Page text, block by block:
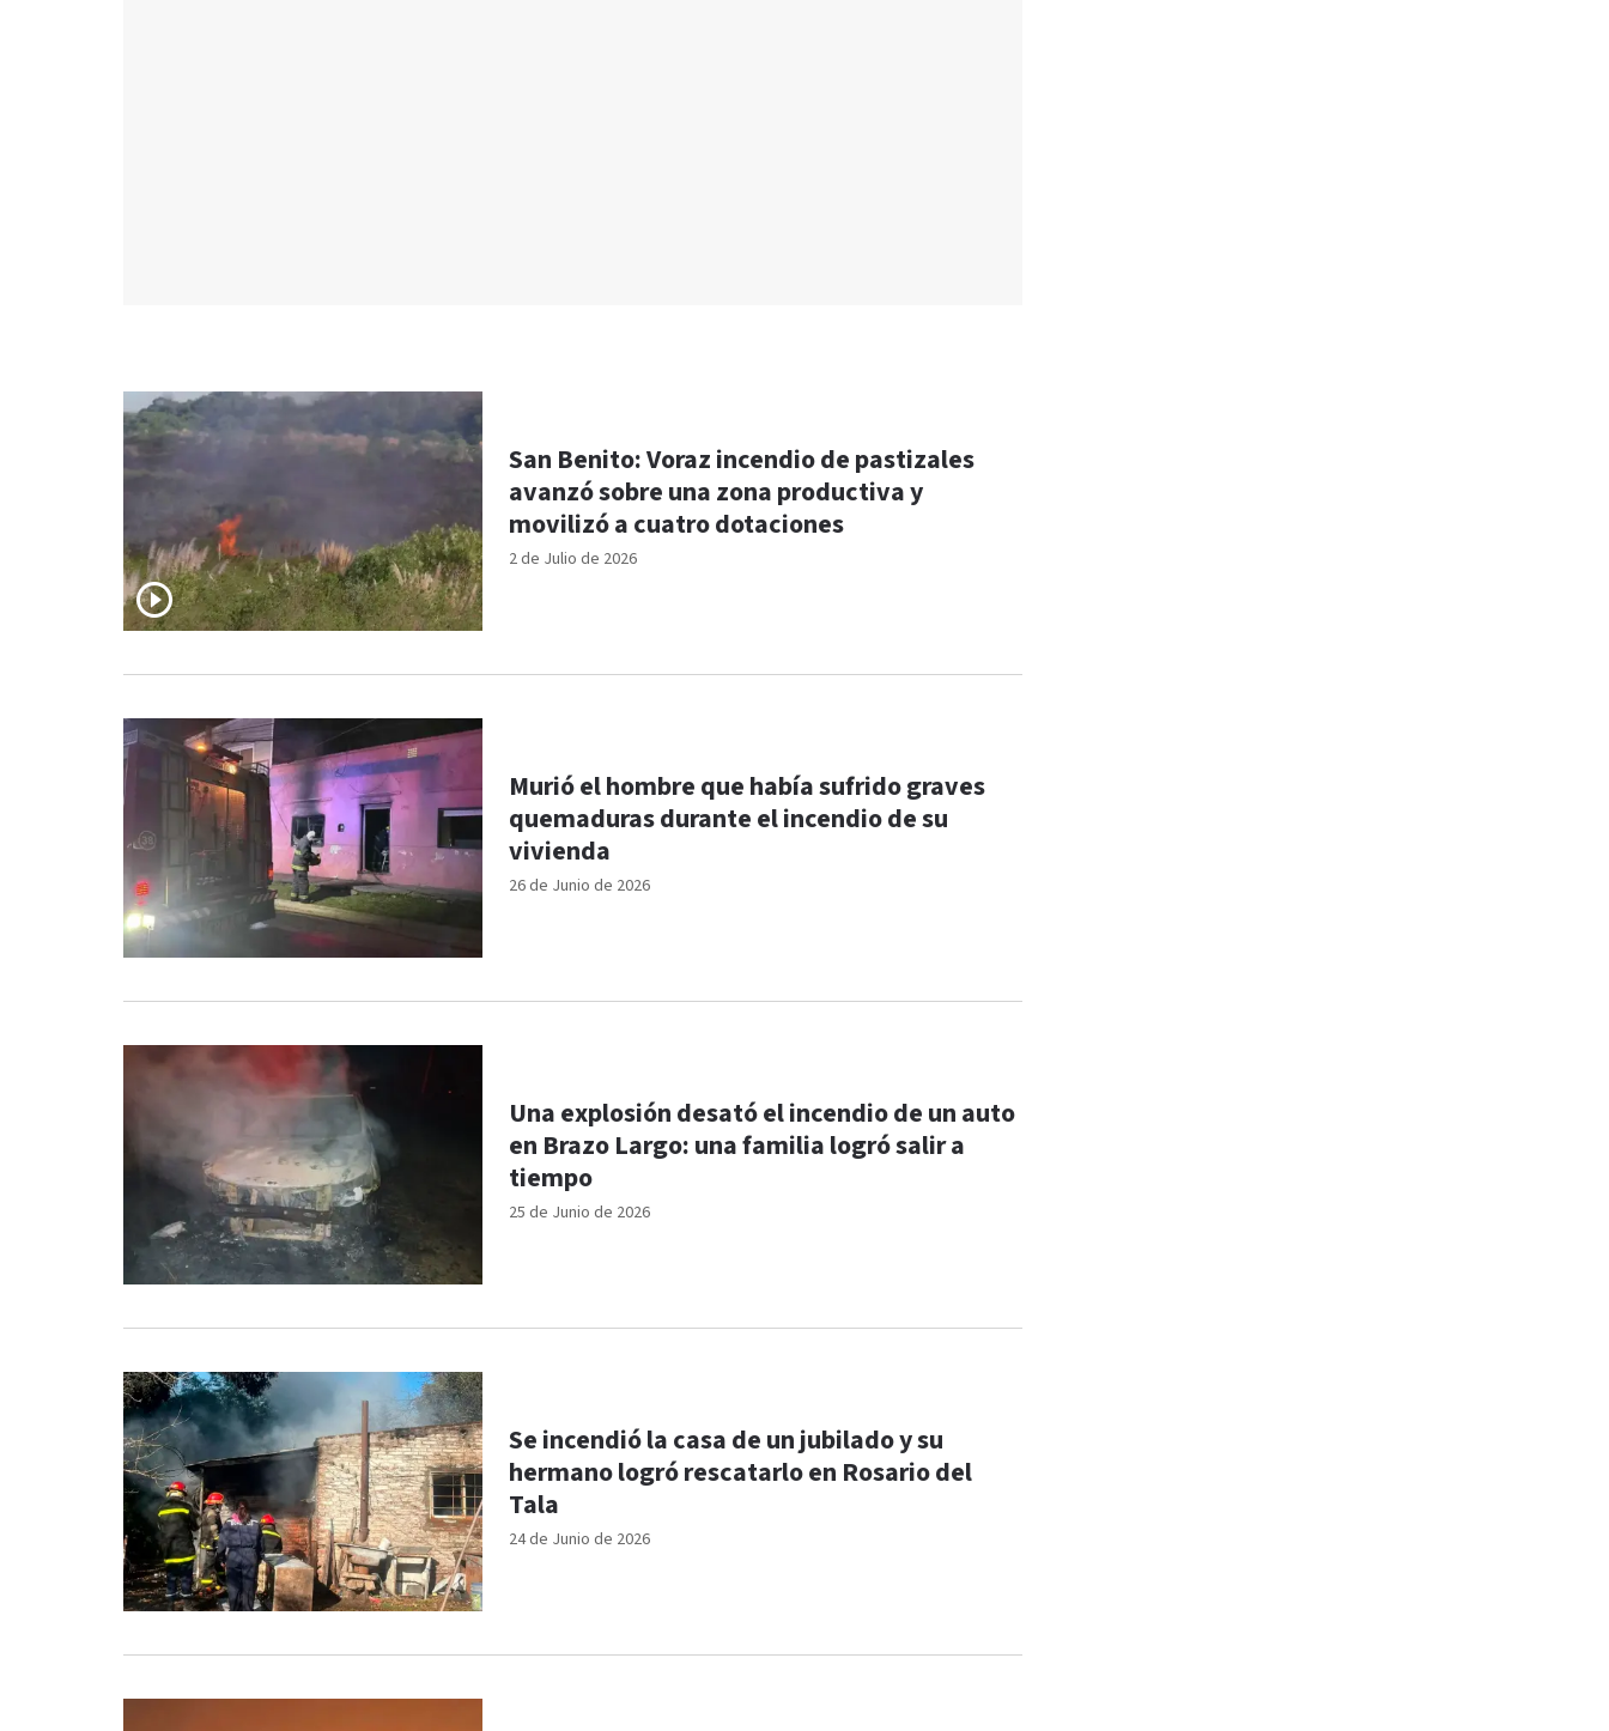
2 de Julio de 2026
San Benito: Voraz incendio de pastizales
avanzó sobre una zona productiva y
movilizó a cuatro dotaciones
26 de Junio de 2026
Murió el hombre que había sufrido graves
quemaduras durante el incendio de su
vivienda
25 de Junio de 2026
Una explosión desató el incendio de un auto
en Brazo Largo: una familia logró salir a
tiempo
24 de Junio de 2026
Se incendió la casa de un jubilado y su
hermano logró rescatarlo en Rosario del
Tala